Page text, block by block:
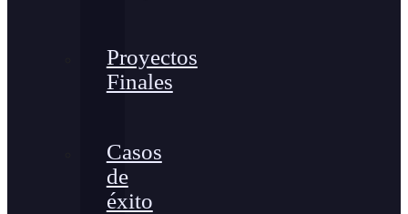
Proyectos
Finales
Casos
de
éxito